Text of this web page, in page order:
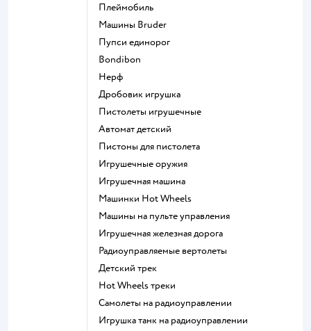
Плеймобиль
Машины Bruder
Пупси единорог
Bondibon
Нерф
Дробовик игрушка
Пистолеты игрушечные
Автомат детский
Пистоны для пистолета
Игрушечные оружия
Игрушечная машина
Машинки Hot Wheels
Машины на пульте управления
Игрушечная железная дорога
Радиоуправляемые вертолеты
Детский трек
Hot Wheels треки
Самолеты на радиоуправлении
Игрушка танк на радиоуправлении